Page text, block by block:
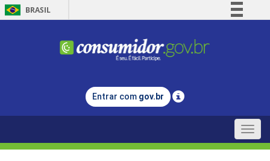
BRASIL
Comunica BR
Legislação
Entrar com gov.br
Toggle